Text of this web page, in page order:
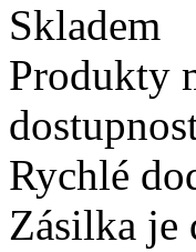
Skladem
Produkty
Rychlé
Zásilka je